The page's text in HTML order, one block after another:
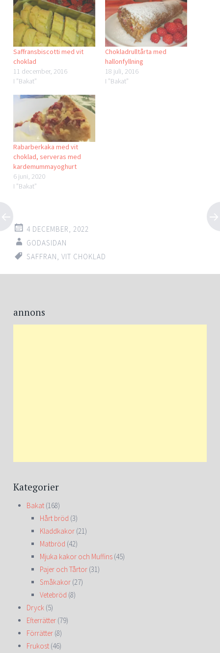
Saffransbiscotti med vit
choklad
11 december, 2016
I ”Bakat”
Chokladrulltårta med
hallonfyllning
18 juli, 2016
I ”Bakat”
Rabarberkaka med vit
choklad, serveras med
kardemummayoghurt
6 juni, 2020
I ”Bakat”
4 DECEMBER, 2022
GODASIDAN
SAFFRAN VIT CHOKLAD
Post
navigation
annons
Kategorier
Bakat (168)
Hårt bröd (3)
Kladdkakor (21)
Matbröd (42)
Mjuka kakor och Muffins (45)
Pajer och Tårtor (31)
Småkakor (27)
Vetebröd (8)
Dryck (5)
Efterrätter (79)
Förrätter (8)
Frukost (46)